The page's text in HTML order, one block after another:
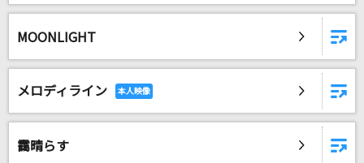
MOONLIGHT
メロディライン
靄晴らす